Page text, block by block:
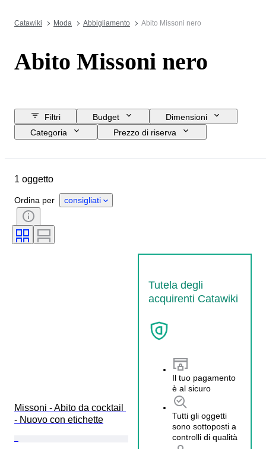
Catawiki Moda Abbigliamento Abito Missoni nero
Abito Missoni nero
Filtri Budget
Dimensioni
Categoria
Prezzo di riserva
Paese d’origine
Condizioni
Taglia
Epoca
Taglia sull’oggetto
1 oggetto
Ordina per consigliati
Missoni - Abito da cocktail
- Nuovo con etichette
Tutela degli
acquirenti Catawiki
Il tuo pagamento
è al sicuro
Tutti gli oggetti
sono sottoposti a
controlli di qualità